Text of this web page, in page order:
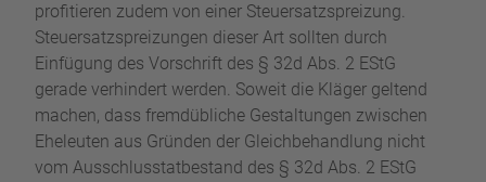
profitieren zudem von einer Steuersatzspreizung.
Steuersatzspreizungen dieser Art sollten durch
Einfügung des Vorschrift des § 32d Abs. 2 EStG
gerade verhindert werden. Soweit die Kläger geltend
machen, dass fremdübliche Gestaltungen zwischen
Eheleuten aus Gründen der Gleichbehandlung nicht
vom Ausschlusstatbestand des § 32d Abs. 2 EStG